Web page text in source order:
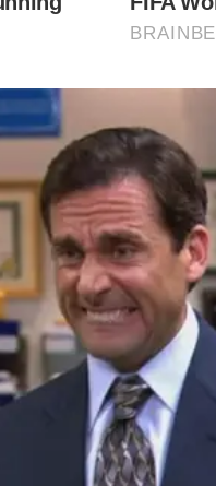
VER COMENTÁRIOS
O ASSASSINATO
condenado a 48 anos
a própria mãe a
após discussão